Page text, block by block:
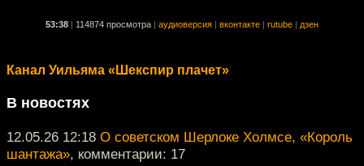
53:38 114874 просмотра аудиоверсия вконтакте rutube дзен
Канал Уильяма «Шекспир плачет»
В новостях
12.05.26 12:18 О советском Шерлоке Холмсе, «Король
шантажа», комментарии: 17